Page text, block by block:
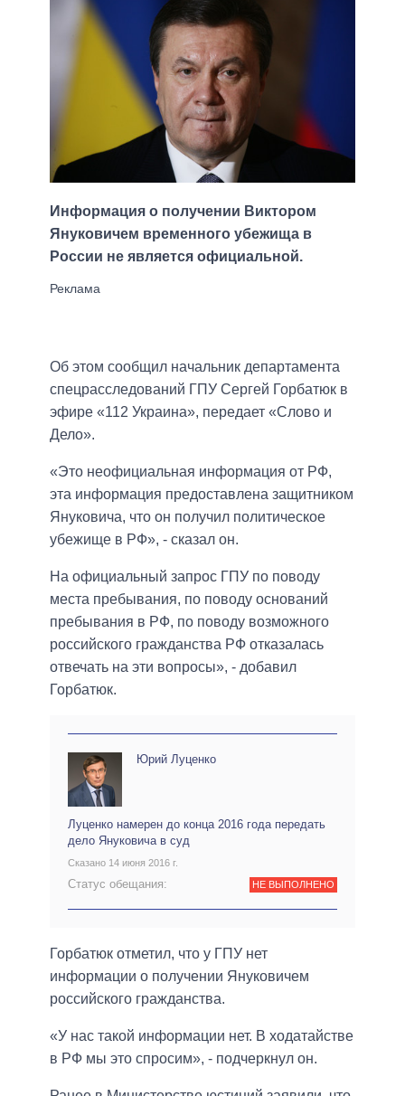
Информация о получении Виктором
Януковичем временного убежища в
России не является официальной.
Об этом сообщил начальник департамента
спецрасследований ГПУ Сергей Горбатюк в
эфире «112 Украина», передает «Слово и
Дело».
«Это неофициальная информация от РФ,
эта информация предоставлена защитником
Януковича, что он получил политическое
убежище в РФ», - сказал он.
На официальный запрос ГПУ по поводу
места пребывания, по поводу оснований
пребывания в РФ, по поводу возможного
российского гражданства РФ отказалась
отвечать на эти вопросы», - добавил
Горбатюк.
Юрий Луценко
Луценко намерен до конца 2016 года передать
дело Януковича в суд
Сказано 14 июня 2016 г.
Статус обещания: НЕ ВЫПОЛНЕНО
Горбатюк отметил, что у ГПУ нет
информации о получении Януковичем
российского гражданства.
«У нас такой информации нет. В ходатайстве
в РФ мы это спросим», - подчеркнул он.